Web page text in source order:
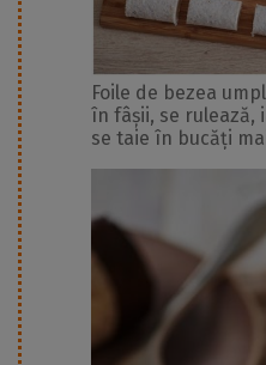
Foile de bezea
în fâșii, se
se taie în bucăți